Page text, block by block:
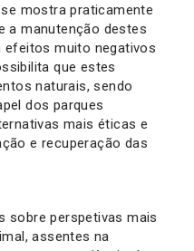
mostra praticamente
a manutenção destes
efeitos muito negativos
que estes
naturais, sendo
dos parques
mais éticas e
e recuperação das
sobre perspetivas mais
assentes na